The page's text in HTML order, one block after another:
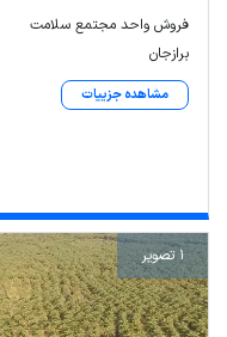
فروش واحد مجتمع سلامت
برازجان
مشاهده جزییات
1 تصویر